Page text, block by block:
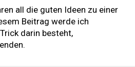
all die guten Ideen zu einer
Beitrag werde ich
darin besteht,